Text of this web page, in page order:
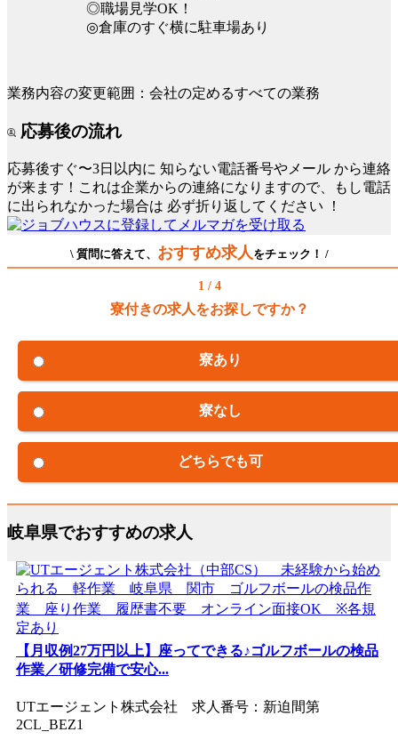
◎職場見学OK！
◎倉庫のすぐ横に駐車場あり
業務内容の変更範囲：会社の定めるすべての業務
応募後の流れ
応募後すぐ〜3日以内に 知らない電話番号やメール から連絡
が来ます！これは企業からの連絡になりますので、もし電話
に出られなかった場合は 必ず折り返してください ！
\ 質問に答えて、 おすすめ求人 をチェック！ /
1 / 4
寮付きの求人をお探しですか？
寮あり
寮なし
どちらでも可
岐阜県でおすすめの求人
【月収例27万円以上】座ってできる♪ゴルフボールの検品
作業／研修完備で安心...
UTエージェント株式会社 求人番号：新迫間第
2CL_BEZ1